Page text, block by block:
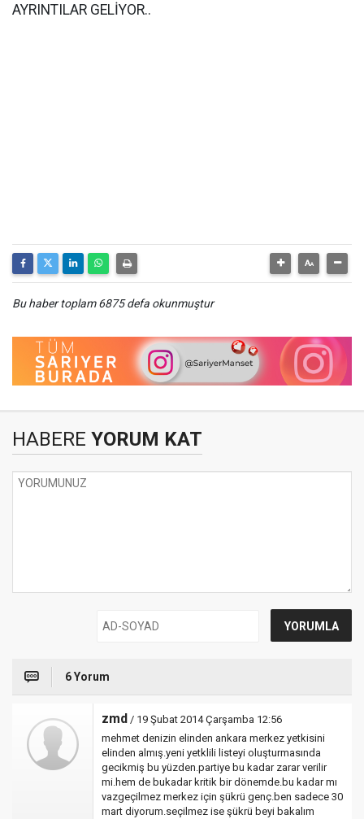
AYRINTILAR GELİYOR..
Bu haber toplam 6875 defa okunmuştur
HABERE YORUM KAT
6 Yorum
zmd / 19 Şubat 2014 Çarşamba 12:56
mehmet denizin elinden ankara merkez yetkisini
elinden almış.yeni yetklili listeyi oluşturmasında
gecikmiş bu yüzden.partiye bu kadar zarar verilir
mi.hem de bukadar kritik bir dönemde.bu kadar mı
vazgeçilmez merkez için şükrü genç.ben sadece 30
mart diyorum.seçilmez ise şükrü beyi bakalım